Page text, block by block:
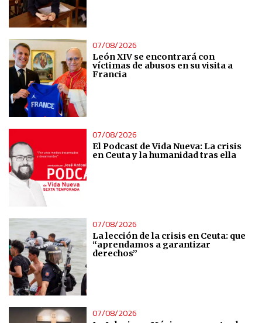
07/08/2026
León XIV se encontrará con
víctimas de abusos en su visita a
Francia
07/08/2026
El Podcast de Vida Nueva: La crisis
en Ceuta y la humanidad tras ella
07/08/2026
La lección de la crisis en Ceuta: que
“aprendamos a garantizar
derechos”
07/08/2026